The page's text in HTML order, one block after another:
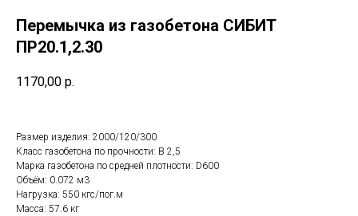
Перемычка из газобетона СИБИТ
ПР20.1,2.30
1170,00 р.
Размер изделия: 2000/120/300
Класс газобетона по прочности: B 2,5
Марка газобетона по средней плотности: D600
Объём: 0.072 м3
Нагрузка: 550 кгс/пог.м
Масса: 57.6 кг